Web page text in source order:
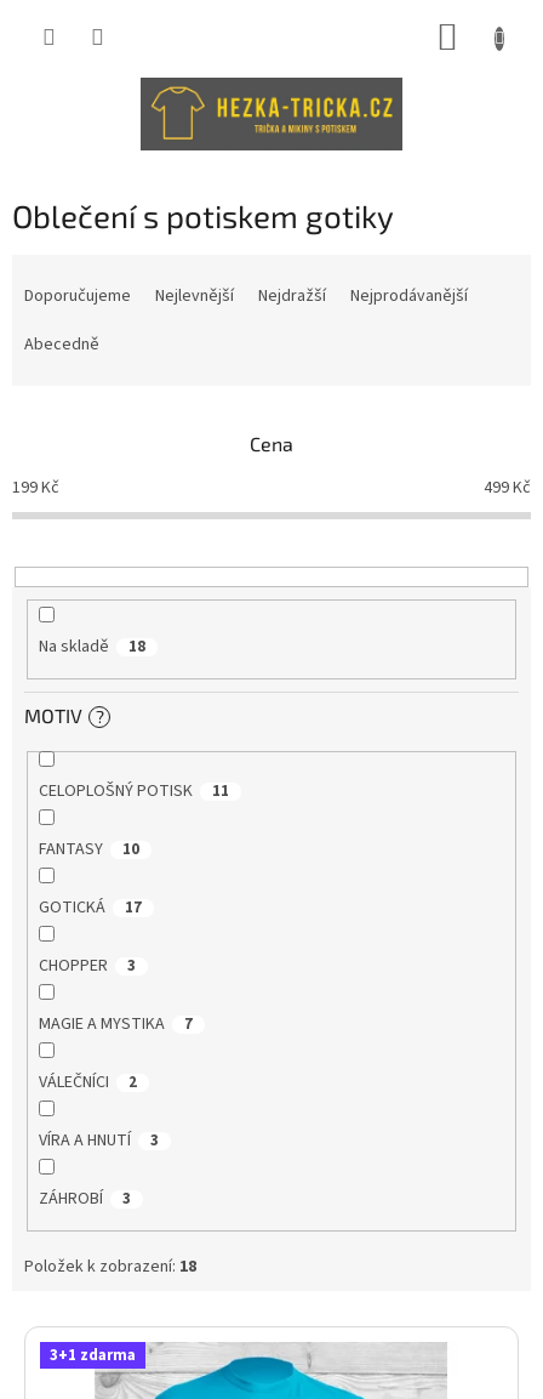
Oblečení s potiskem gotiky
o
d
k
t
Doporučujeme Nejlevnější Nejdražší
Nejprodávanější
Abecedně
Cena
199Kč 499Kč
Na skladě 18
MOTIV ?
CELOPLOŠNÝ POTISK 11
FANTASY 10
GOTICKÁ 17
CHOPPER 3
MAGIE A MYSTIKA 7
VÁLEČNÍCI 2
VÍRA A HNUTÍ 3
ZÁHROBÍ 3
Položek k zobrazení: 18
3+1 zdarma